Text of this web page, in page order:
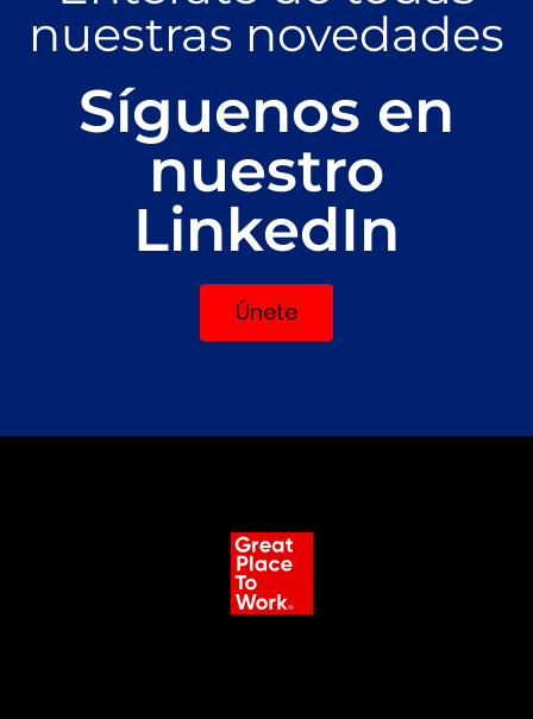
nuestras novedades
Síguenos en
nuestro
LinkedIn
Únete